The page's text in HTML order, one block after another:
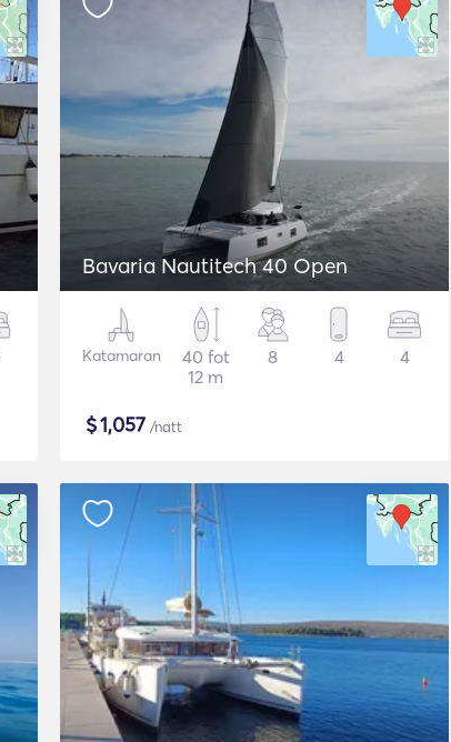
Bavaria Nautitech 40 Open
Katamaran
40 fot
12 m
8 4 4
$1,057 /natt